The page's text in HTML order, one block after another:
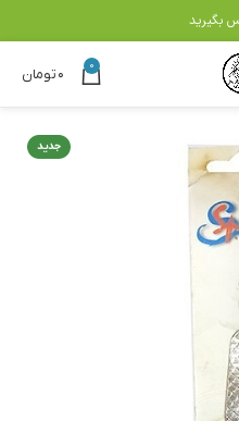
بگیرید
0 ۰تومان
جدید